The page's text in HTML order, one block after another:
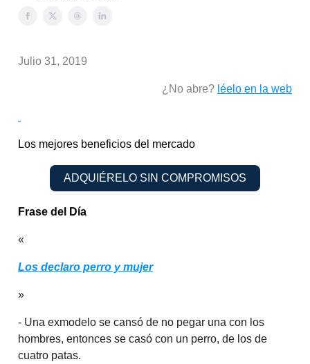
Julio 31, 2019
¿No abre? léelo en la web
Los mejores beneficios del mercado
ADQUIÉRELO SIN COMPROMISOS
Frase del Día
«
Los declaro perro y mujer
»
- Una exmodelo se cansó de no pegar una con los
hombres, entonces se casó con un perro, de los de
cuatro patas.